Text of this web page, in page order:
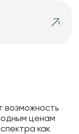
возможность
ценам
как